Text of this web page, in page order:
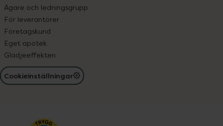
Ägare och ledningsgrupp
För leverantörer
Företagskund
Eget apotek
Glädjeeffekten
Cookieinställningar